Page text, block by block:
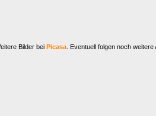
Bilder bei Picasa . Eventuell folgen noch